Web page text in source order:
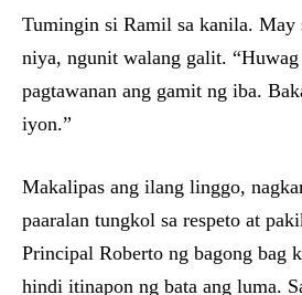
Tumingin si Ramil sa kanila. May
niya, ngunit walang galit. “Huwag
pagtawanan ang gamit ng iba.
iyon.”
Makalipas ang ilang linggo,
paaralan tungkol sa respeto at
Principal Roberto ng bagong bag
hindi itinapon ng bata ang luma.